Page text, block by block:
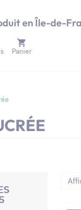
en Île-de-
Panier